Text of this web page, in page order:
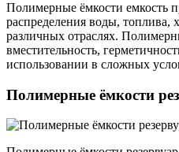
Полимерные ёмкости емкость
распределения воды, топлива,
различных отраслях.
вместительность,
использовании в сложных
Полимерные ёмкости